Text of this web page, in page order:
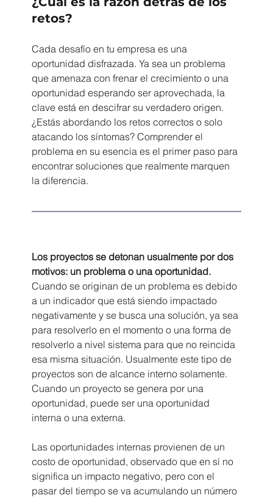
retos?
Cada desafío en tu empresa es una
oportunidad disfrazada. Ya sea un problema
que amenaza con frenar el crecimiento o una
oportunidad esperando ser aprovechada, la
clave está en descifrar su verdadero origen.
¿Estás abordando los retos correctos o solo
atacando los síntomas? Comprender el
problema en su esencia es el primer paso para
encontrar soluciones que realmente marquen
la diferencia.
Los proyectos se detonan usualmente por dos
motivos: un problema o una oportunidad.
Cuando se originan de un problema es debido
a un indicador que está siendo impactado
negativamente y se busca una solución, ya sea
para resolverlo en el momento o una forma de
resolverlo a nivel sistema para que no reincida
esa misma situación. Usualmente este tipo de
proyectos son de alcance interno solamente.
Cuando un proyecto se genera por una
oportunidad, puede ser una oportunidad
interna o una externa.
Las oportunidades internas provienen de un
costo de oportunidad, observado que en sí no
significa un impacto negativo, pero con el
pasar del tiempo se va acumulando un número